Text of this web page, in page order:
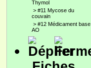
Thymol
> #11 Mycose du
couvain
> #12 Médicament base
AO